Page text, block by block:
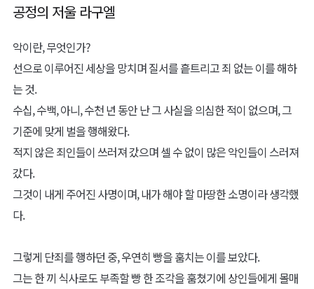
공정의 저울 라구엘
악이란, 무엇인가?
선으로 이루어진 세상을 망치며 질서를 흩트리고 죄 없는 이를 해하
는 것.
수십, 수백, 아니, 수천 년 동안 난 그 사실을 의심한 적이 없으며, 그
기준에 맞게 벌을 행해왔다.
적지 않은 죄인들이 쓰러져 갔으며 셀 수 없이 많은 악인들이 스러져
갔다.
그것이 내게 주어진 사명이며, 내가 해야 할 마땅한 소명이라 생각했
다.
그렇게 단죄를 행하던 중, 우연히 빵을 훔치는 이를 보았다.
그는 한 끼 식사로도 부족할 빵 한 조각을 훔쳤기에 상인들에게 몰매